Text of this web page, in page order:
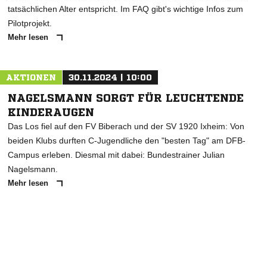
tatsächlichen Alter entspricht. Im FAQ gibt's wichtige Infos zum
Pilotprojekt.
Mehr lesen
AKTIONEN 30.11.2024 | 10:00
NAGELSMANN SORGT FÜR LEUCHTENDE
KINDERAUGEN
Das Los fiel auf den FV Biberach und der SV 1920 Ixheim: Von
beiden Klubs durften C-Jugendliche den "besten Tag" am DFB-
Campus erleben. Diesmal mit dabei: Bundestrainer Julian
Nagelsmann.
Mehr lesen